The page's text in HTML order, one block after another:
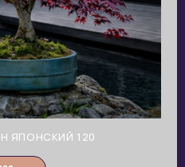
ЯПОНСКИЙ 120